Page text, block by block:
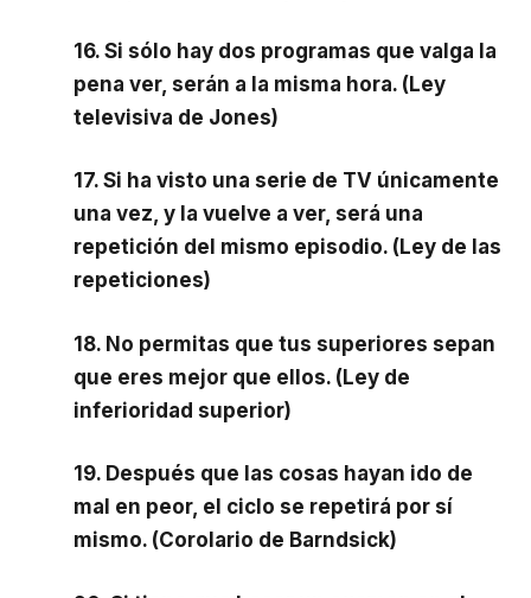
16. Si sólo hay dos programas que valga la
pena ver, serán a la misma hora. (Ley
televisiva de Jones)
17. Si ha visto una serie de TV únicamente
una vez, y la vuelve a ver, será una
repetición del mismo episodio. (Ley de las
repeticiones)
18. No permitas que tus superiores sepan
que eres mejor que ellos. (Ley de
inferioridad superior)
19. Después que las cosas hayan ido de
mal en peor, el ciclo se repetirá por sí
mismo. (Corolario de Barndsick)